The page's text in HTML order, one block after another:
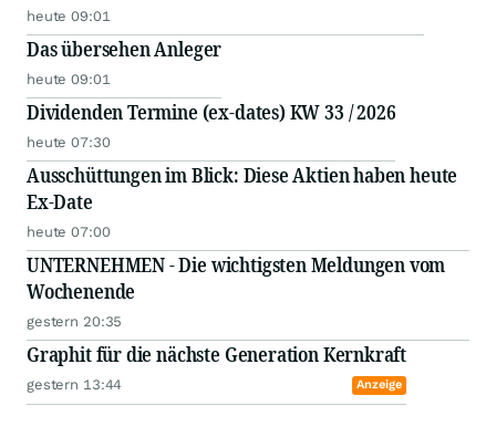
heute 09:01
Das übersehen Anleger
heute 09:01
Dividenden Termine (ex-dates) KW 33 / 2026
heute 07:30
Ausschüttungen im Blick: Diese Aktien haben heute
Ex-Date
heute 07:00
UNTERNEHMEN - Die wichtigsten Meldungen vom
Wochenende
gestern 20:35
Graphit für die nächste Generation Kernkraft
gestern 13:44 Anzeige